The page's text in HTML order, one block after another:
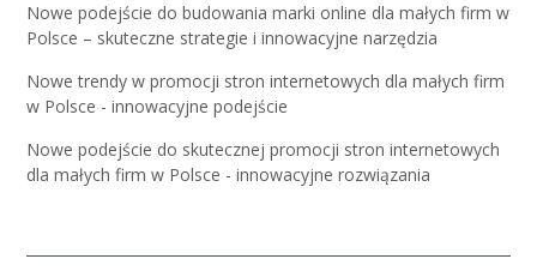
Nowe podejście do budowania marki online dla małych firm w
Polsce – skuteczne strategie i innowacyjne narzędzia
Nowe trendy w promocji stron internetowych dla małych firm
w Polsce - innowacyjne podejście
Nowe podejście do skutecznej promocji stron internetowych
dla małych firm w Polsce - innowacyjne rozwiązania